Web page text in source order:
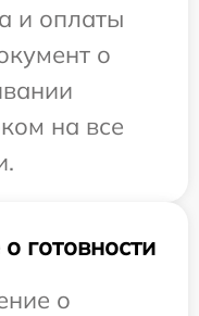
и оплаты
о
на все
готовности
о